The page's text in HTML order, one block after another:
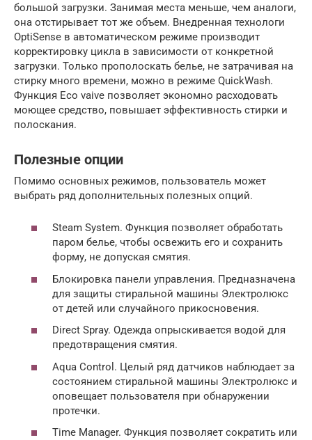
большой загрузки. Занимая места меньше, чем аналоги,
она отстирывает тот же объем. Внедренная технологи
OptiSense в автоматическом режиме производит
корректировку цикла в зависимости от конкретной
загрузки. Только прополоскать белье, не затрачивая на
стирку много времени, можно в режиме QuickWash.
Функция Eco vaive позволяет экономно расходовать
моющее средство, повышает эффективность стирки и
полоскания.
Полезные опции
Помимо основных режимов, пользователь может
выбрать ряд дополнительных полезных опций.
Steam System. Функция позволяет обработать
паром белье, чтобы освежить его и сохранить
форму, не допуская смятия.
Блокировка панели управления. Предназначена
для защиты стиральной машины Электролюкс
от детей или случайного прикосновения.
Direct Spray. Одежда опрыскивается водой для
предотвращения смятия.
Aqua Control. Целый ряд датчиков наблюдает за
состоянием стиральной машины Электролюкс и
оповещает пользователя при обнаружении
протечки.
Time Manager. Функция позволяет сократить или